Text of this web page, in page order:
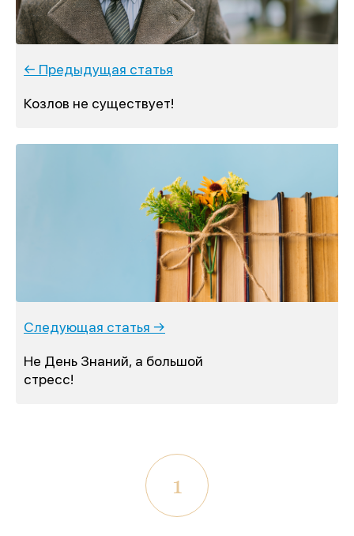
← Предыдущая статья
Козлов не существует!
Следующая статья →
Не День Знаний, а большой
стресс!
1